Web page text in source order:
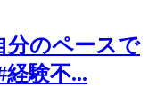
分のペースで
経験不...